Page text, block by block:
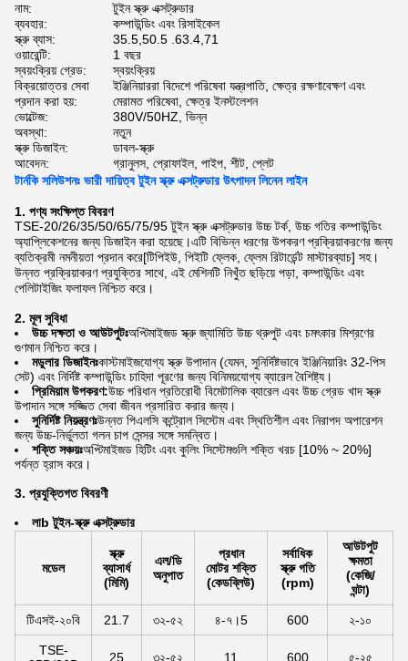
নাম:
টুইন স্ক্রু এক্সট্রুডার
ব্যবহার:
কম্পাউন্ডিং এবং রিসাইকেল
স্ক্রু ব্যাস:
35.5,50.5 .63.4,71
ওয়ারেন্টি:
1 বছর
স্বয়ংক্রিয় গ্রেড:
স্বয়ংক্রিয়
বিক্রয়োত্তর সেবা
প্রদান করা হয়:
ইঞ্জিনিয়াররা বিদেশে পরিষেবা যন্ত্রপাতি, ক্ষেত্র রক্ষণাবেক্ষণ এবং
মেরামত পরিষেবা, ক্ষেত্র ইনস্টলেশন
ভোল্টেজ:
380V/50HZ, ভিন্ন
অবস্থা:
নতুন
স্ক্রু ডিজাইন:
ডাবল-স্ক্রু
আবেদন:
গ্রানুলস, প্রোফাইল, পাইপ, শীট, প্লেট
টার্নকি সলিউশনঃ ভারী দায়িত্ব টুইন স্ক্রু এক্সট্রুডার উৎপাদন লিনেন লাইন
1. পণ্য সংক্ষিপ্ত বিবরণ
TSE-20/26/35/50/65/75/95 টুইন স্ক্রু এক্সট্রুডার উচ্চ টর্ক, উচ্চ গতির কম্পাউন্ডিং
অ্যাপ্লিকেশনের জন্য ডিজাইন করা হয়েছে।এটি বিভিন্ন ধরণের উপকরণ প্রক্রিয়াকরণের জন্য
ব্যতিক্রমী নমনীয়তা প্রদান করে[টিপিইউ, পিইটি ফ্লেক, ফ্লেম রিটার্ডেন্ট মাস্টারব্যাচ] সহ।
উন্নত প্রক্রিয়াকরণ প্রযুক্তির সাথে, এই মেশিনটি নিখুঁত ছড়িয়ে পড়া, কম্পাউন্ডিং এবং
পেলিটাইজিং ফলাফল নিশ্চিত করে।
2. মূল সুবিধা
উচ্চ দক্ষতা ও আউটপুটঃঅপ্টিমাইজড স্ক্রু জ্যামিতি উচ্চ থ্রুপুট এবং চমৎকার মিশ্রণের
গুণমান নিশ্চিত করে।
মডুলার ডিজাইনঃকাস্টমাইজযোগ্য স্ক্রু উপাদান (যেমন, সুনির্দিষ্টভাবে ইঞ্জিনিয়ারিং 32-পিস
সেট) এবং নির্দিষ্ট কম্পাউন্ডিং চাহিদা পূরণের জন্য বিনিময়যোগ্য ব্যারেল বৈশিষ্ট্য।
প্রিমিয়াম উপকরণ:উচ্চ পরিধান প্রতিরোধী বিমেটালিক ব্যারেল এবং উচ্চ গ্রেড খাদ স্ক্রু
উপাদান সঙ্গে সজ্জিত সেবা জীবন প্রসারিত করার জন্য।
সুনির্দিষ্ট নিয়ন্ত্রণঃউন্নত পিএলসি কন্ট্রোল সিস্টেম এবং স্থিতিশীল এবং নিরাপদ অপারেশন
জন্য উচ্চ-নির্ভুলতা গলন চাপ সেন্সর সঙ্গে সমন্বিত।
শক্তি সঞ্চয়ঃঅপ্টিমাইজড হিটিং এবং কুলিং সিস্টেমগুলি শক্তি খরচ [10% ~ 20%]
পর্যন্ত হ্রাস করে।
3. প্রযুক্তিগত বিবরণী
লাb টুইন-স্ক্রু এক্সট্রুডার
মডেল
স্ক্রু
ব্যাসার্ধ
(মিমি)
এল/ডি
অনুপাত
প্রধান
মোটর শক্তি
(কেডব্লিউ)
সর্বাধিক
স্ক্রু গতি
(rpm)
আউটপুট
ক্ষমতা
(কেজি/
ঘন্টা)
টিএসই-২০বি 21.7 ৩২-৫২ ৪-৭।5 600 ২-১০
TSE-
25 ৩২-৫২ 11 600 ৫-২৫